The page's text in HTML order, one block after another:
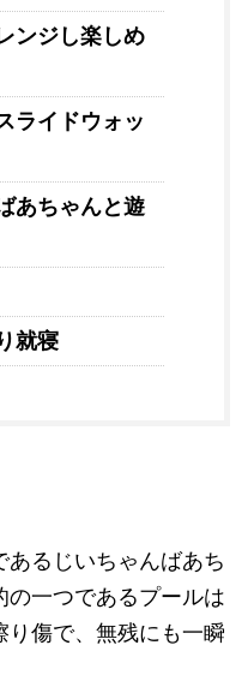
ンジし楽しめ
ライドウォッ
あちゃんと遊
就寝
るじいちゃんばあち
の一つであるプールは
傷で、無残にも一瞬